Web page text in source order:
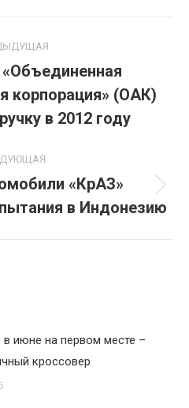
Предыдущая
запись:
корпорация» (ОАК)
в 2012 году
Следующая
запись:
«КрАЗ»
в Индонезию
в июне на первом месте –
кроссовер